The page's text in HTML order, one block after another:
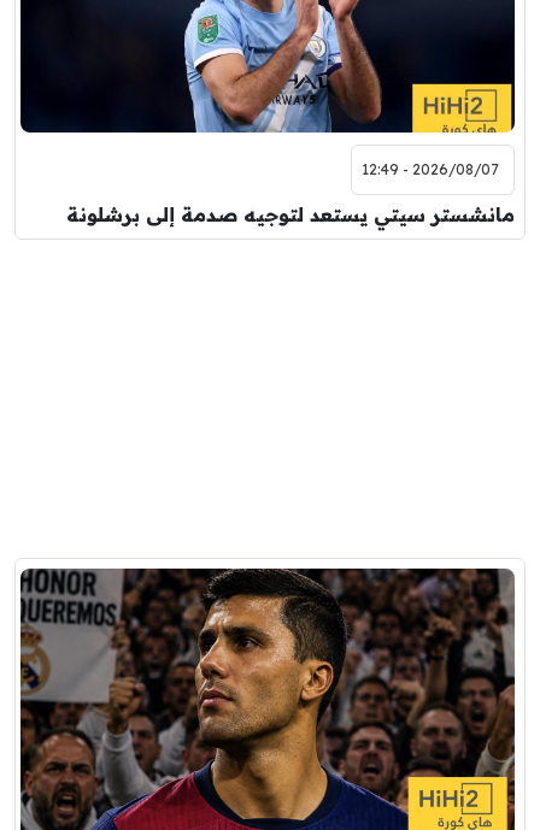
2026/08/07 - 12:49
مانشستر سيتي يستعد لتوجيه صدمة إلى برشلونة